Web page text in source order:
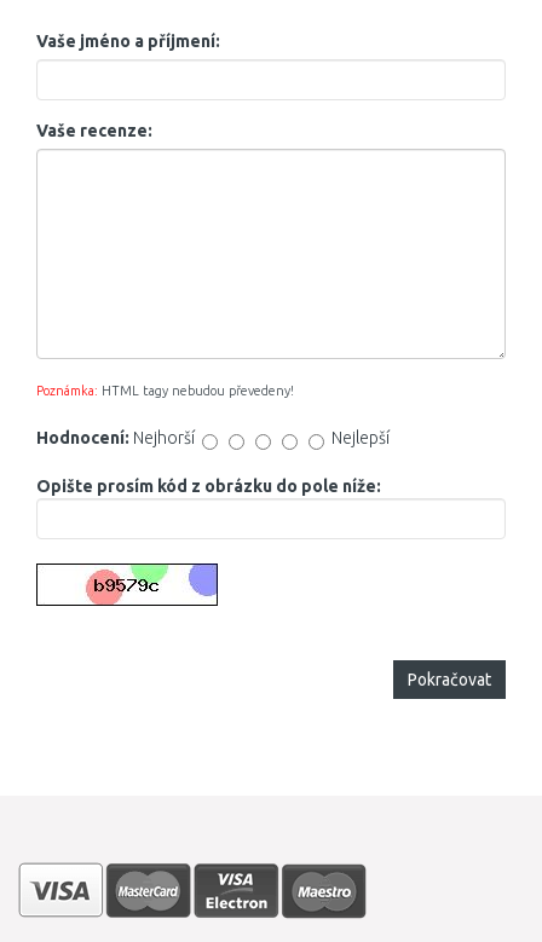
Vaše jméno a příjmení:
Vaše recenze:
Poznámka: HTML tagy nebudou převedeny!
Hodnocení: Nejhorší Nejlepší
Opište prosím kód z obrázku do pole níže:
Pokračovat